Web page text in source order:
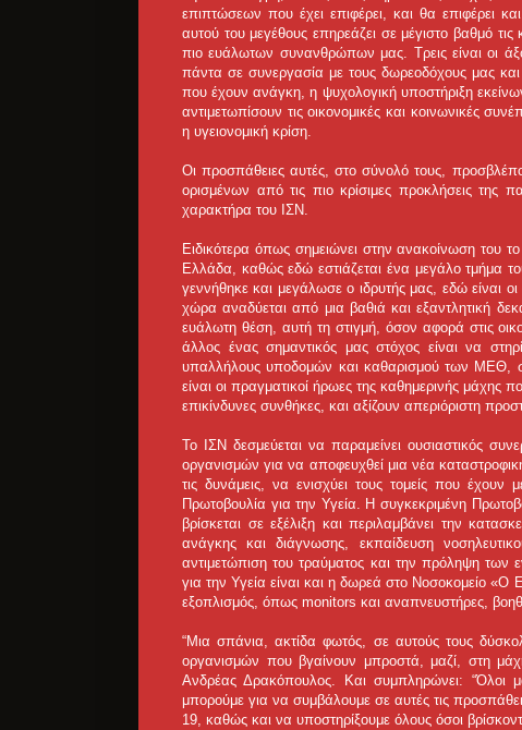
επιπτώσεων που έχει επιφέρει, και θα επιφέρει
αυτού του μεγέθους επηρεάζει σε μέγιστο βαθμό
πιο ευάλωτων συνανθρώπων μας. Τρεις είναι οι
πάντα σε συνεργασία με τους δωρεοδόχους μας και
που έχουν ανάγκη, η ψυχολογική υποστήριξη
αντιμετωπίσουν τις οικονομικές και κοινωνικές
η υγειονομική κρίση.
Οι προσπάθειες αυτές, στο σύνολό τους,
ορισμένων από τις πιο κρίσιμες προκλήσεις της
χαρακτήρα του ΙΣΝ.
Ειδικότερα όπως σημειώνει στην ανακοίνωση του
Ελλάδα, καθώς εδώ εστιάζεται ένα μεγάλο τμήμα
γεννήθηκε και μεγάλωσε ο ιδρυτής μας, εδώ είναι
χώρα αναδύεται από μια βαθιά και εξαντλητική
ευάλωτη θέση, αυτή τη στιγμή, όσον αφορά στις
άλλος ένας σημαντικός μας στόχος είναι να
υπαλλήλους υποδομών και καθαρισμού των ΜΕΘ,
είναι οι πραγματικοί ήρωες της καθημερινής μάχης
επικίνδυνες συνθήκες, και αξίζουν απεριόριστη
Το ΙΣΝ δεσμεύεται να παραμείνει ουσιαστικός
οργανισμών για να αποφευχθεί μια νέα
τις δυνάμεις, να ενισχύει τους τομείς που
Πρωτοβουλία για την Υγεία. Η συγκεκριμένη
βρίσκεται σε εξέλιξη και περιλαμβάνει την
ανάγκης και διάγνωσης, εκπαίδευση
αντιμετώπιση του τραύματος και την πρόληψη των
για την Υγεία είναι και η δωρεά στο Νοσοκομείο
εξοπλισμός, όπως monitors και αναπνευστήρες,
“Μια σπάνια, ακτίδα φωτός, σε αυτούς τους
οργανισμών που βγαίνουν μπροστά, μαζί, στη
Ανδρέας Δρακόπουλος. Και συμπληρώνει:
μπορούμε για να συμβάλουμε σε αυτές τις
19, καθώς και να υποστηρίξουμε όλους όσοι